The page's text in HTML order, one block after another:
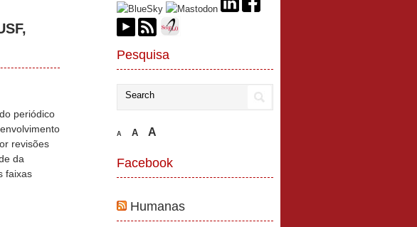
periódico
revisões
da
faixas
Pesquisa
A A A
Facebook
Humanas